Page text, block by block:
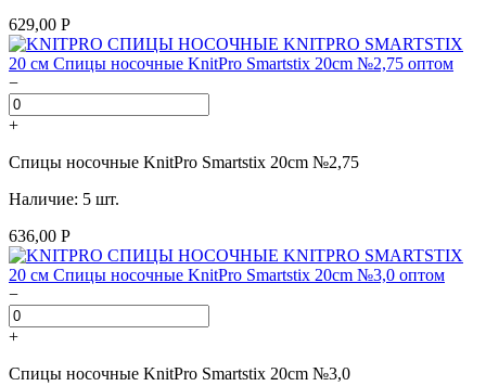
629,00 Р
−
+
Спицы носочные KnitPro Smartstix 20cm №2,75
Наличие: 5 шт.
636,00 Р
−
+
Спицы носочные KnitPro Smartstix 20cm №3,0